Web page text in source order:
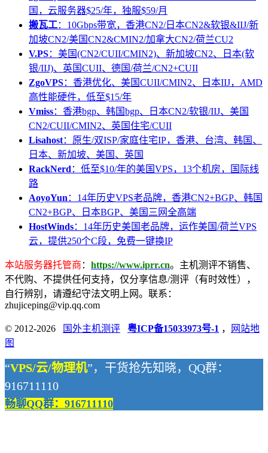
国，云服务器$25/年，独服$59/月
搬瓦工：10Gbps带宽，香港CN2/日本CN2&软银&IIJ/新
加坡CN2/美国CN2&CMIN2/加拿大CN2/荷兰CU2
V.PS：美国(CN2/CUII/CMIN2)、新加坡CN2、日本(软
银/IIJ)、英国CUII、德国/荷兰/CN2+CUII
ZgoVPS：香港优化、美国CUII/CMIN2、日本IIJ，AMD
高性能硬件，低至$15/年
Vmiss：香港bgp、韩国bgp、日本CN2/软银/IIJ、美国
CN2/CUII/CMIN2、英国住宅/CUII
Lisahost：原生/双ISP/家庭住宅IP，香港、台湾、韩国、
日本、新加坡、美国、英国
RackNerd ：低至$10/年的美国VPS，13个机房，国际线
路
AoyoYun ：14年历史VPS老品牌，香港CN2+BGP、韩国
CN2+BGP、日本BGP、美国三网全高端
HostWinds：14年历史美国老品牌，运作美国/荷兰VPS
云，提供250个C段，免费一键换IP
本站服务器托管商 ： https://www.iprr.cn。主机测评不销售、
不代购、不提供任何支持，仅分享信息/测评（有时效性），
自行辨别，请遵纪守法文明上网。联系：
zhujiceping@vip.qq.com
© 2012-2026 国外主机测评 粤ICP备15033973号-1 ，
网站地
图
“VPS/云/物理机”，干货抢先知晓，QQ群：
916711110
畅聊QQ群：916711110